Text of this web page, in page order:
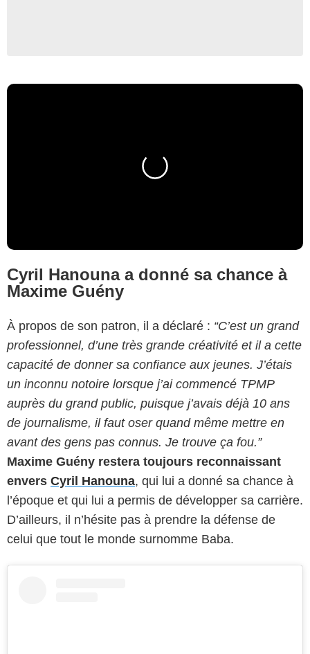
Cyril Hanouna a donné sa chance à
Maxime Guény
À propos de son patron, il a déclaré : “C’est un grand
professionnel, d’une très grande créativité et il a cette
capacité de donner sa confiance aux jeunes. J’étais
un inconnu notoire lorsque j’ai commencé TPMP
auprès du grand public, puisque j’avais déjà 10 ans
de journalisme, il faut oser quand même mettre en
avant des gens pas connus. Je trouve ça fou.”
Maxime Guény restera toujours reconnaissant
envers Cyril Hanouna, qui lui a donné sa chance à
l’époque et qui lui a permis de développer sa carrière.
D’ailleurs, il n’hésite pas à prendre la défense de
celui que tout le monde surnomme Baba.